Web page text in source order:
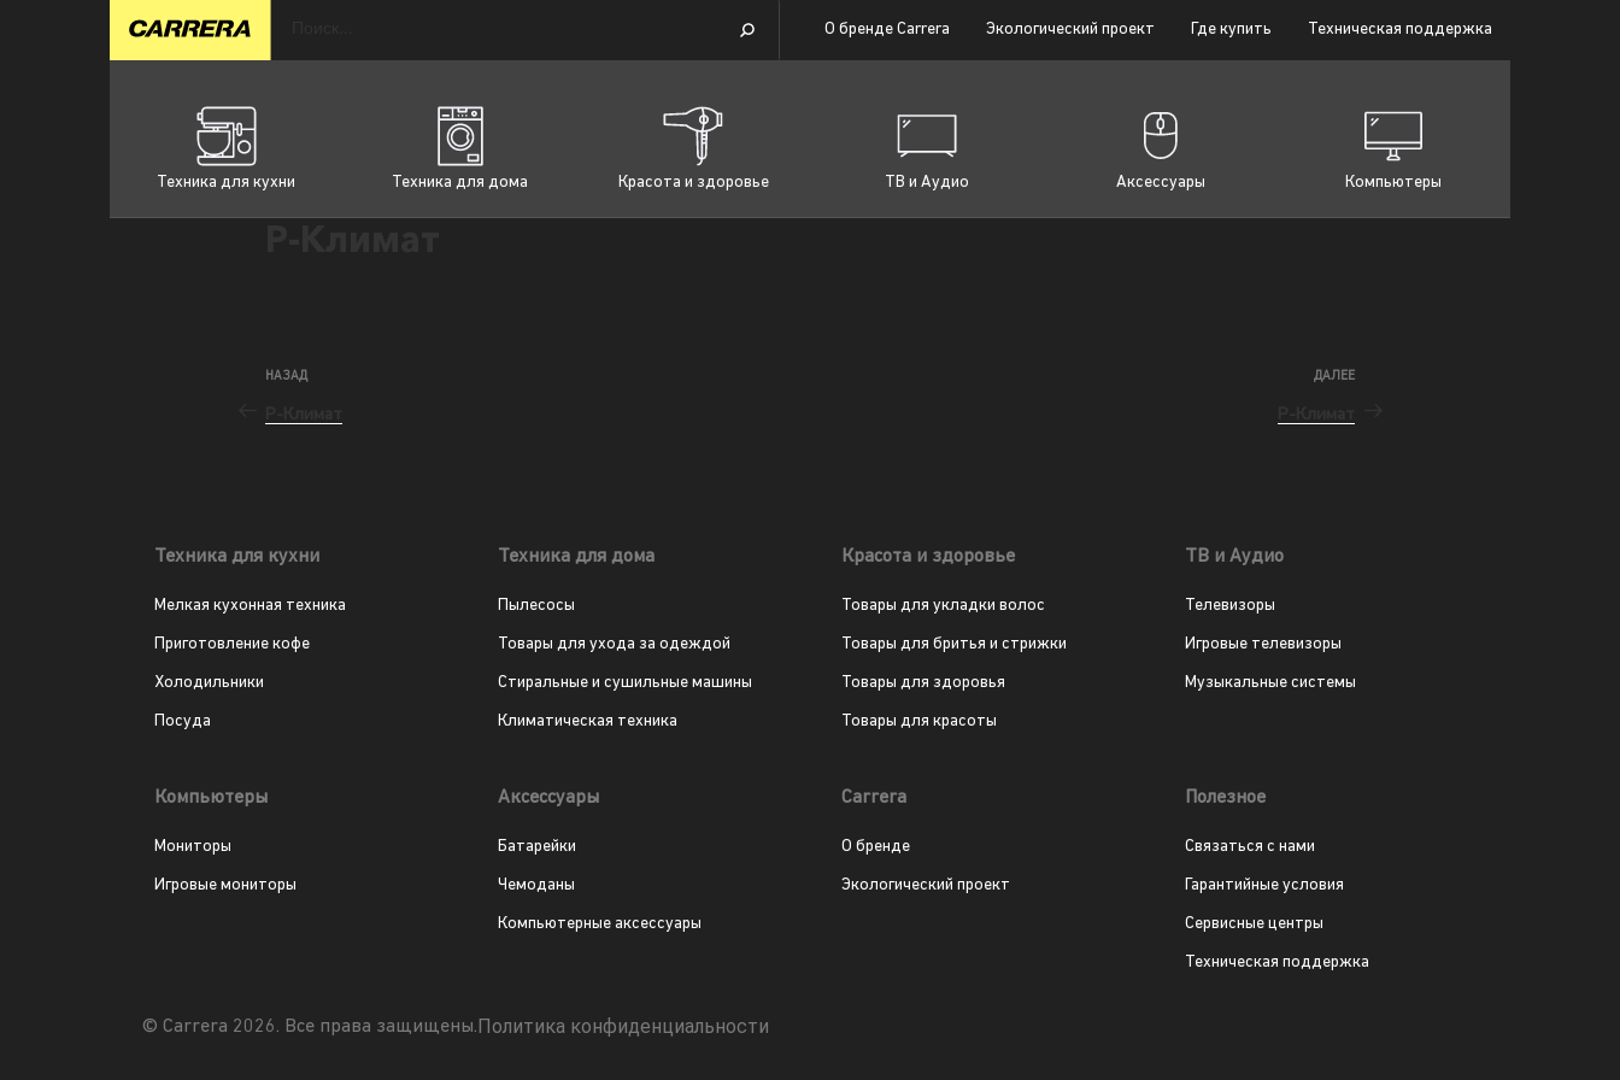
О бренде Carrera Экологический проект Где купить Техническая поддержка
Техника для кухни Техника для дома Красота и здоровье ТВ и Аудио Аксессуары Компьютеры
НАЗАД ДАЛЕЕ
Техника для кухни
Мелкая кухонная техника
Приготовление кофе
Холодильники
Посуда
Техника для дома
Пылесосы
Товары для ухода за одеждой
Стиральные и сушильные машины
Климатическая техника
Красота и здоровье
Товары для укладки волос
Товары для бритья и стрижки
Товары для здоровья
Товары для красоты
ТВ и Аудио
Телевизоры
Игровые телевизоры
Музыкальные системы
Компьютеры
Мониторы
Игровые мониторы
Аксессуары
Батарейки
Чемоданы
Компьютерные аксессуары
Carrera
О бренде
Экологический проект
Полезное
Связаться с нами
Гарантийные условия
Сервисные центры
Техническая поддержка
© Carrera 2026. Все права защищены.Политика конфиденциальности